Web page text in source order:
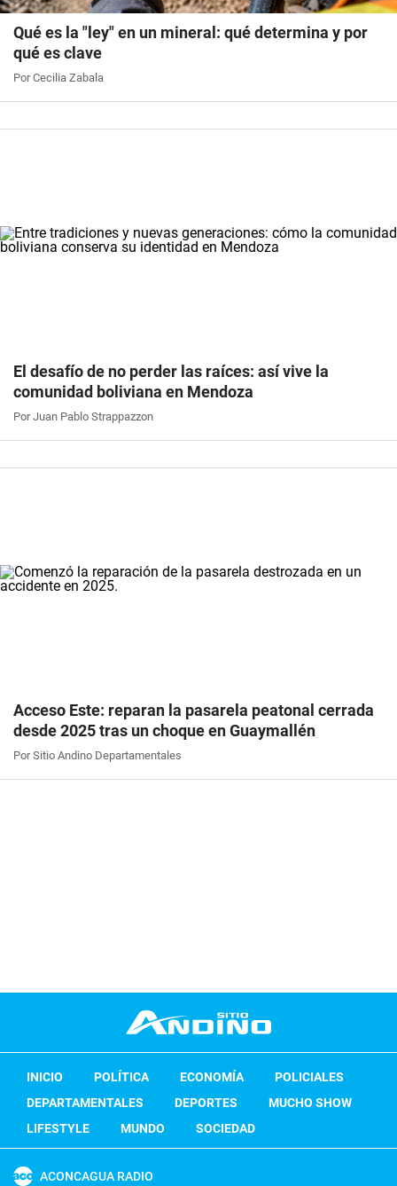
Qué es la "ley" en un mineral: qué determina y por
qué es clave
Por Cecilia Zabala
El desafío de no perder las raíces: así vive la
comunidad boliviana en Mendoza
Por Juan Pablo Strappazzon
Acceso Este: reparan la pasarela peatonal cerrada
desde 2025 tras un choque en Guaymallén
Por Sitio Andino Departamentales
INICIO POLÍTICA ECONOMÍA
POLICIALES
DEPARTAMENTALES
DEPORTES
MUCHO SHOW
LIFESTYLE
MUNDO SOCIEDAD
ACONCAGUA RADIO